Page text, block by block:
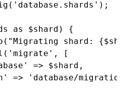
as $shard) {
shard:
[
=> $shard,
=> 'database/